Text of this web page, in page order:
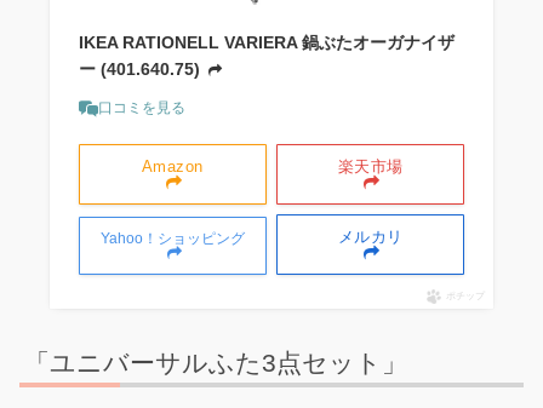
IKEA RATIONELL VARIERA 鍋ぶたオーガナイザ
ー (401.640.75)
口コミを見る
Amazon 楽天市場
Yahoo！ショッピング メルカリ
ポチップ
「ユニバーサルふた3点セット」